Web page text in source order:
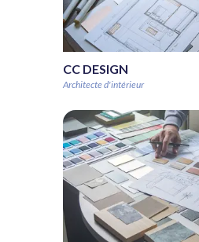
CC DESIGN
Architecte d'intérieur